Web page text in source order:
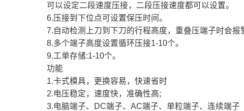
可以设定二段速度压接，二段压接速度都可以设置。
6.压接到下位点可设置保压时间。
7.自动检测上刀到下刀的行程高度，重叠压端子时会报
8.多个端子高度设置循环压接1-10个。
9.工单存储:1-10个。
功能
1.卡式模具，更换容易，快速省时
2.电压稳定，速度快，准确性高;
3.电脑端子、DC端子、AC端子、单粒端子、连续端子